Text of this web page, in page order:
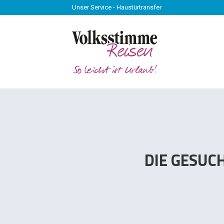
Unser Service - Haustürtransfer
Unser Service - Haustürtransfer
DIE